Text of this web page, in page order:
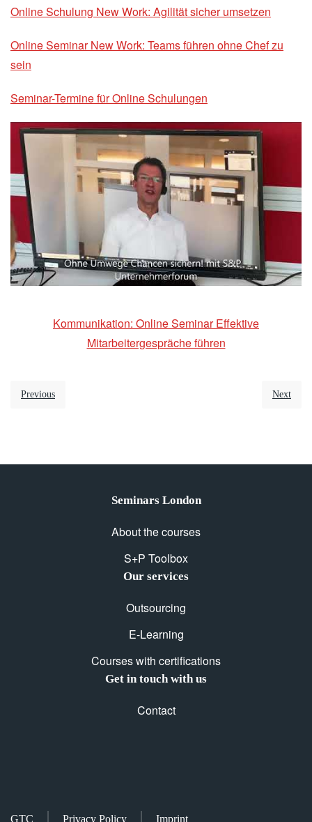
Online Schulung New Work: Agilität sicher umsetzen
Online Seminar New Work: Teams führen ohne Chef zu
sein
Seminar-Termine für Online Schulungen
Kommunikation: Online Seminar Effektive
Mitarbeitergespräche führen
Previous Next
Seminars London
About the courses
S+P Toolbox
Our services
Outsourcing
E-Learning
Courses with certifications
Get in touch with us
Contact
GTC Privacy Policy Imprint